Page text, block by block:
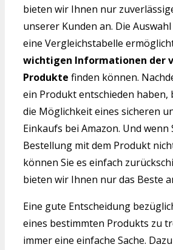
bieten wir Ihnen nur
unserer Kunden an. Die
eine Vergleichstabelle
wichtigen Informationen der
Produkte finden können.
ein Produkt entschieden haben,
die Möglichkeit eines sicheren
Einkaufs bei Amazon. Und wenn
Bestellung mit dem Produkt
können Sie es einfach
bieten wir Ihnen nur das Beste
Eine gute Entscheidung
eines bestimmten Produkts zu
immer eine einfache Sache.